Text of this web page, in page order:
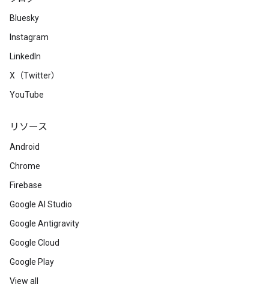
Bluesky
Instagram
LinkedIn
X（Twitter）
YouTube
リソース
Android
Chrome
Firebase
Google AI Studio
Google Antigravity
Google Cloud
Google Play
View all